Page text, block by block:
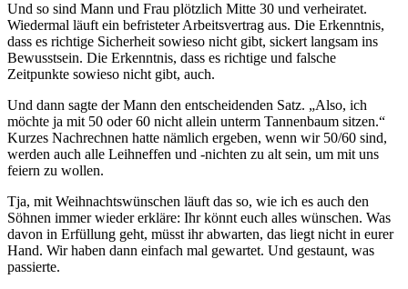
Und so sind Mann und Frau plötzlich Mitte 30 und verheiratet.
Wiedermal läuft ein befristeter Arbeitsvertrag aus. Die Erkenntnis,
dass es richtige Sicherheit sowieso nicht gibt, sickert langsam ins
Bewusstsein. Die Erkenntnis, dass es richtige und falsche
Zeitpunkte sowieso nicht gibt, auch.
Und dann sagte der Mann den entscheidenden Satz. „Also, ich
möchte ja mit 50 oder 60 nicht allein unterm Tannenbaum sitzen.“
Kurzes Nachrechnen hatte nämlich ergeben, wenn wir 50/60 sind,
werden auch alle Leihneffen und -nichten zu alt sein, um mit uns
feiern zu wollen.
Tja, mit Weihnachtswünschen läuft das so, wie ich es auch den
Söhnen immer wieder erkläre: Ihr könnt euch alles wünschen. Was
davon in Erfüllung geht, müsst ihr abwarten, das liegt nicht in eurer
Hand. Wir haben dann einfach mal gewartet. Und gestaunt, was
passierte.